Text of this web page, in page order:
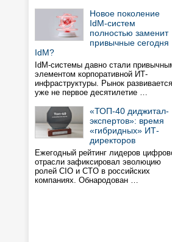
Новое поколение
IdM-систем
полностью заменит
привычные сегодня
IdM?
IdM-системы давно стали
элементом корпоративной ИТ-
инфраструктуры. Рынок развивается
уже не первое десятилетие …
«ТОП-40 диджитал-
экспертов»: время
«гибридных» ИТ-
директоров
Ежегодный рейтинг лидеров
отрасли зафиксировал эволюцию
ролей CIO и CTO в российских
компаниях. Обнародован …